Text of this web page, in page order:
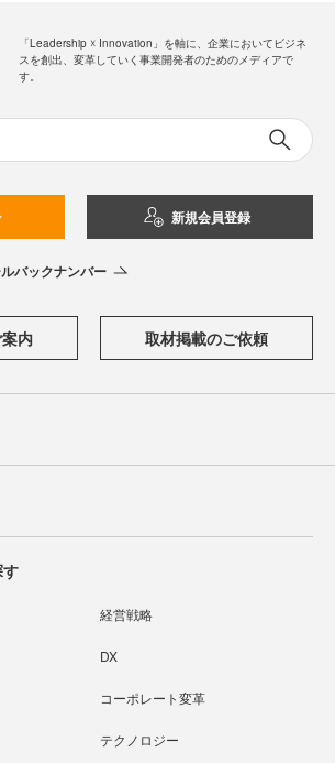
「Leadership ☓ Innovation」を軸に、企業においてビジネ
スを創出、変革していく事業開発者のためのメディアで
す。
新規会員登録
バックナンバー
内 取材掲載のご依頼
経営戦略
DX
コーポレート変革
テクノロジー